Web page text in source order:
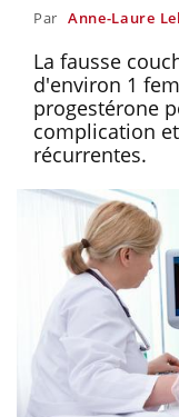
Par Anne-Laure
La fausse
d'environ 1
progestérone
complication
récurrentes.